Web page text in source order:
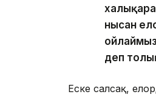
нысан
деп
Еске салсақ,